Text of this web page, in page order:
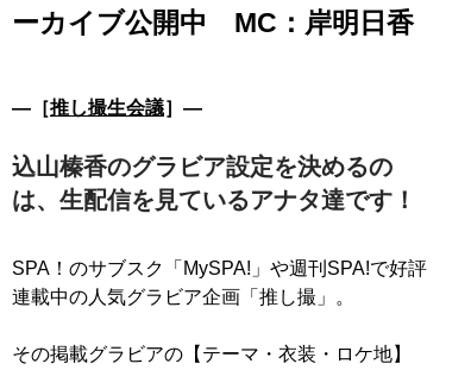
ーカイブ公開中 MC：岸明日香
―［推し撮生会議］―
込山榛香のグラビア設定を決めるの
は、生配信を見ているアナタ達です！
SPA！のサブスク「MySPA!」や週刊SPA!で好評
連載中の人気グラビア企画「推し撮」。
その掲載グラビアの【テーマ・衣装・ロケ地】